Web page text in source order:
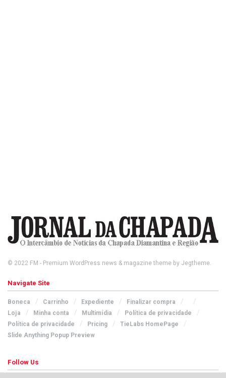
© 2022 FM - Premium WordPress news & magazine theme by Jegtheme.
Navigate Site
Boneca Carrinho Expediente
Finalizar compra
Loja
Minha conta Multimídia
Política de privacidade
Política de privacidade
Pricing
TieLabs HomePage
Slide Anything Popup Preview
Follow Us